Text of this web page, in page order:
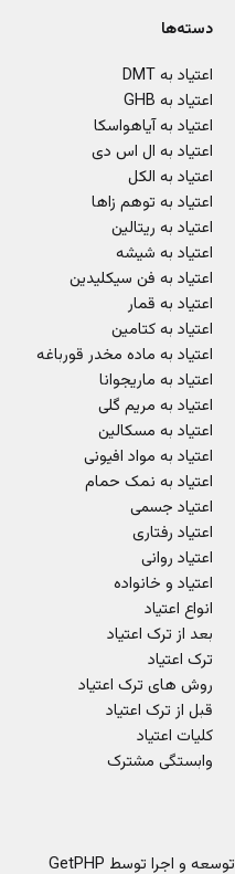
دسته‌ها
اعتیاد به DMT
اعتیاد به GHB
اعتیاد به آیاهواسکا
اعتیاد به ال اس دی
اعتیاد به الکل
اعتیاد به توهم زاها
اعتیاد به ریتالین
اعتیاد به شیشه
اعتیاد به فن سیکلیدین
اعتیاد به قمار
اعتیاد به کتامین
اعتیاد به ماده مخدر قورباغه
اعتیاد به ماریجوانا
اعتیاد به مریم گلی
اعتیاد به مسکالین
اعتیاد به مواد افیونی
اعتیاد به نمک حمام
اعتیاد جسمی
اعتیاد رفتاری
اعتیاد روانی
اعتیاد و خانواده
انواع اعتیاد
بعد از ترک اعتیاد
ترک اعتیاد
روش های ترک اعتیاد
قبل از ترک اعتیاد
کلیات اعتیاد
وابستگی مشترک
توسعه و اجرا توسط GetPHP